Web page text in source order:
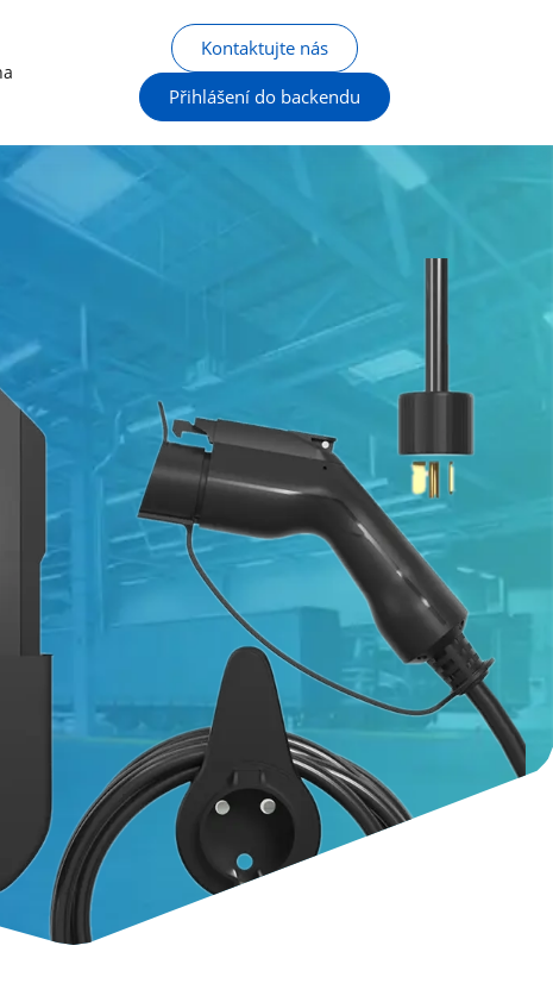
Kontaktujte nás
Přihlášení do backendu